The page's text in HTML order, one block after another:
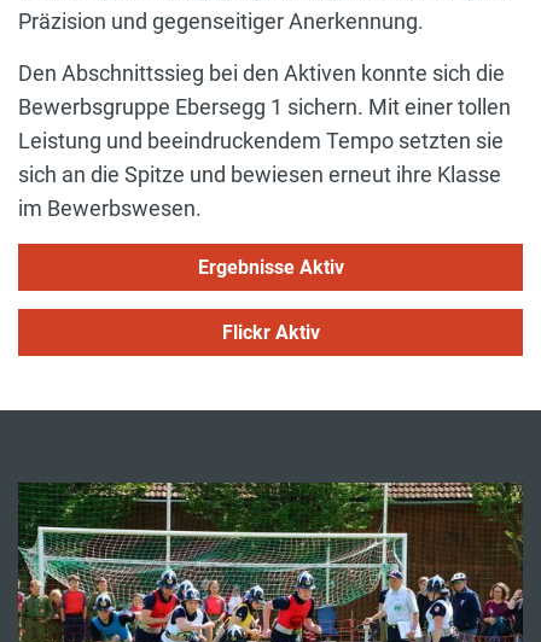
Präzision und gegenseitiger Anerkennung.
Den Abschnittssieg bei den Aktiven konnte sich die
Bewerbsgruppe Ebersegg 1 sichern. Mit einer tollen
Leistung und beeindruckendem Tempo setzten sie
sich an die Spitze und bewiesen erneut ihre Klasse
im Bewerbswesen.
Ergebnisse Aktiv
Flickr Aktiv